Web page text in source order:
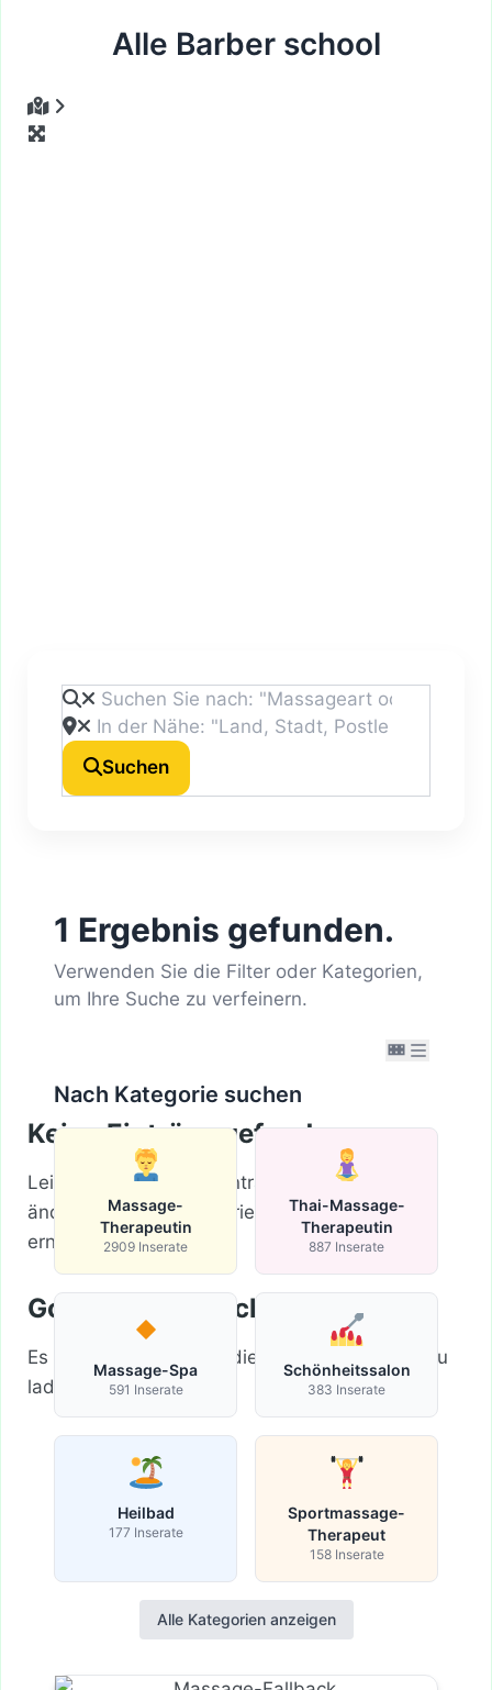
Alle Barber school
Keine Einträge gefunden
Leider wurden keine Einträge gefunden. Bitte
ändere deine Suchkriterien und versuche es
erneut.
Google-Karte nicht geladen
Es ist leider unmöglich die Google-Maps-API zu
laden.
Suchen
1 Ergebnis gefunden.
Verwenden Sie die Filter oder Kategorien,
um Ihre Suche zu verfeinern.
Nach Kategorie suchen
Massage-
Therapeutin
2909 Inserate
Thai-Massage-
Therapeutin
887 Inserate
Massage-Spa
591 Inserate
Schönheitssalon
383 Inserate
Heilbad
177 Inserate
Sportmassage-
Therapeut
158 Inserate
Alle Kategorien anzeigen